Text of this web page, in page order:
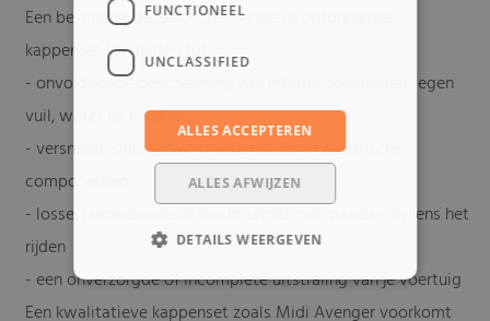
Een beschadigde, slecht passende of ontbrekende
kappenset kan leiden tot:
- onvoldoende bescherming van interne onderdelen tegen
vuil, water en modder
- versnelde slijtage van mechanische en elektrische
componenten
- losse, rammelende of slecht uitgelijnde panelen tijdens het
rijden
- een onverzorgde of incomplete uitstraling van je voertuig
Een kwalitatieve kappenset zoals Midi Avenger voorkomt
FUNCTIONEEL
UNCLASSIFIED
ALLES ACCEPTEREN
ALLES AFWIJZEN
DETAILS WEERGEVEN